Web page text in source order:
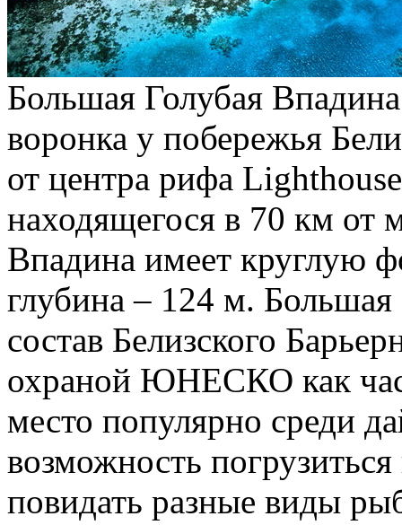
Большая Голубая
воронка у побережья
от центра рифа
находящегося в 70 км от
Впадина имеет круглую
глубина – 124 м.
состав Белизского
охраной ЮНЕСКО как
место популярно среди
возможность
повидать разные виды